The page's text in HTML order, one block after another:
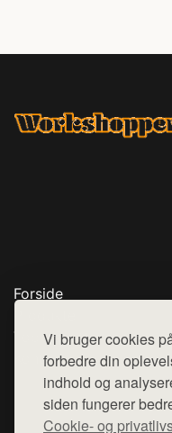
Vi bruger cookies
forbedre din
indhold og
siden fungerer
Cookie- og
Forside
Top Rabatter
Kontakt